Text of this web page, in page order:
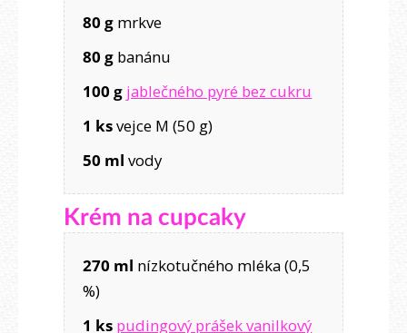
80 g mrkve
80 g banánu
100 g jablečného pyré bez cukru
1 ksvejce M (50 g)
50 ml vody
Krém na cupcaky
270 ml nízkotučného mléka (0,5
%)
1 ks pudingový prášek vanilkový